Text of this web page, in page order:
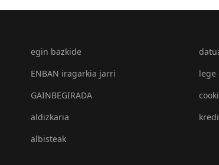
egin bazkide
ENBAN iragarkia jarri
GAINBEGIRADA
aldizkaria
albisteak
lege